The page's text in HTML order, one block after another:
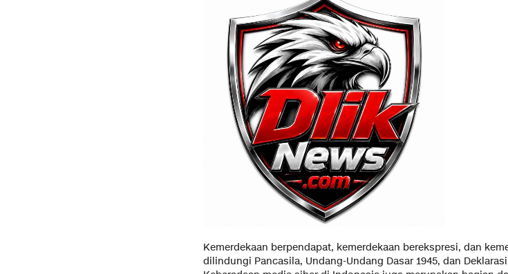
Kemerdekaan berpendapat, kemerdekaan berekspresi, dan
dilindungi Pancasila, Undang-Undang Dasar 1945, dan